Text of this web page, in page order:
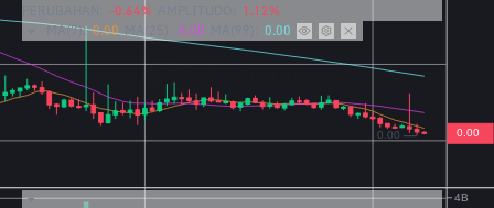
-0.64%
1.12%
MA(7): 0.00 MA(25): 0.00 0.00